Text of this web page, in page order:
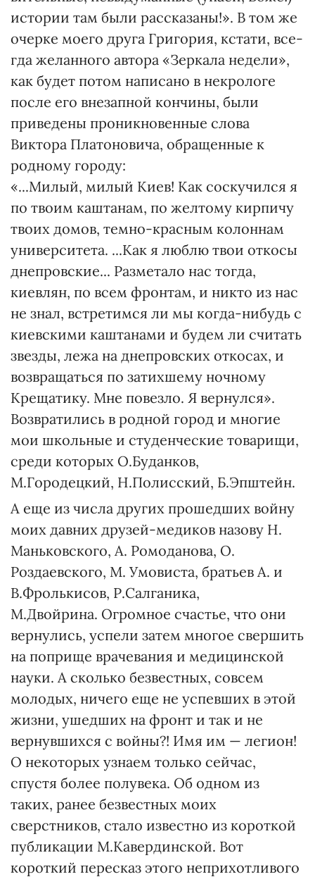
истории там были рассказаны!». В том же
очерке моего друга Григория, кстати, все­
гда желанного автора «Зеркала недели»,
как будет потом написано в некро­логе
после его внезапной кончины, были
приведены проникновенные слова
Виктора Платоновича, обращен­ные к
родному городу:
«...Ми­лый, милый Киев! Как соскучился я
по твоим каштанам, по желтому кирпичу
твоих домов, темно-красным колоннам
университета. ...Как я люблю твои откосы
днепровские... Разметало нас тогда,
киевлян, по всем фронтам, и никто из нас
не знал, встретимся ли мы когда-нибудь с
киевскими каш­танами и будем ли считать
звезды, лежа на днепровских откосах, и
возвращаться по затихшему ночному
Крещатику. Мне повезло. Я вернулся».
Возврати­лись в родной город и многие
мои школьные и студенческие товарищи,
среди которых О.Буданков,
М.Городецкий, Н.Полисский, Б.Эпштейн.
А еще из числа других прошедших войну
моих давних друзей-медиков назову Н.
Маньковского, А. Ромоданова, О.
Роздаевского, М. Умовиста, братьев А. и
В.Фролькисов, Р.Салганика,
М.Двойрина. Огромное счастье, что они
вернулись, успели затем многое свершить
на поприще вра­чевания и медицинской
науки. А сколько безвестных, совсем
молодых, ничего еще не успевших в этой
жизни, ушедших на фронт и так и не
вернувшихся с войны?! Имя им — легион!
О некоторых узнаем только сейчас,
спустя более полувека. Об одном из
таких, ранее безвестных моих
сверстников, стало известно из короткой
публикации М.Кавердинской. Вот
короткий пересказ этого неприхотливого